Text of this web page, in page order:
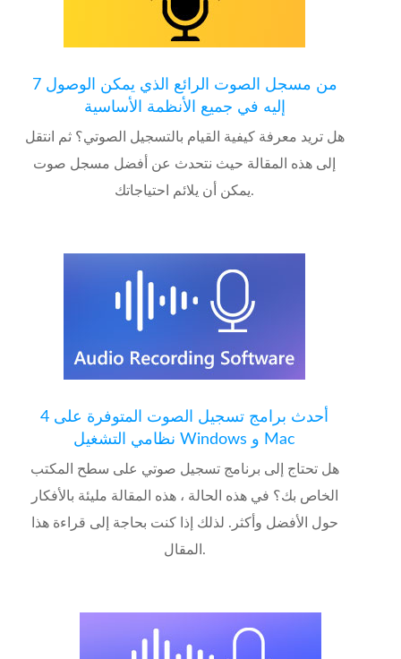
7 من مسجل الصوت الرائع الذي يمكن الوصول
إليه في جميع الأنظمة الأساسية
هل تريد معرفة كيفية القيام بالتسجيل الصوتي؟ ثم انتقل
إلى هذه المقالة حيث نتحدث عن أفضل مسجل صوت
يمكن أن يلائم احتياجاتك.
4 أحدث برامج تسجيل الصوت المتوفرة على
نظامي التشغيل Windows و Mac
هل تحتاج إلى برنامج تسجيل صوتي على سطح المكتب
الخاص بك؟ في هذه الحالة ، هذه المقالة مليئة بالأفكار
حول الأفضل وأكثر. لذلك إذا كنت بحاجة إلى قراءة هذا
المقال.